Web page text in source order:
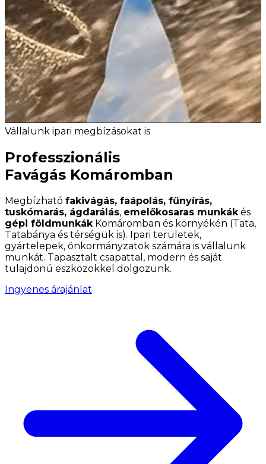
Vállalunk ipari megbízásokat is
Professzionális
Favágás Komáromban
Megbízható fakivágás, faápolás, fűnyírás,
tuskómarás, ágdarálás, emelőkosaras munkákés
gépi földmunkákKomáromban és környékén (Tata,
Tatabánya és térségük is). Ipari területek,
gyártelepek, önkormányzatok számára is vállalunk
munkát. Tapasztalt csapattal, modern és saját
tulajdonú eszközökkel dolgozunk.
Ingyenes árajánlat